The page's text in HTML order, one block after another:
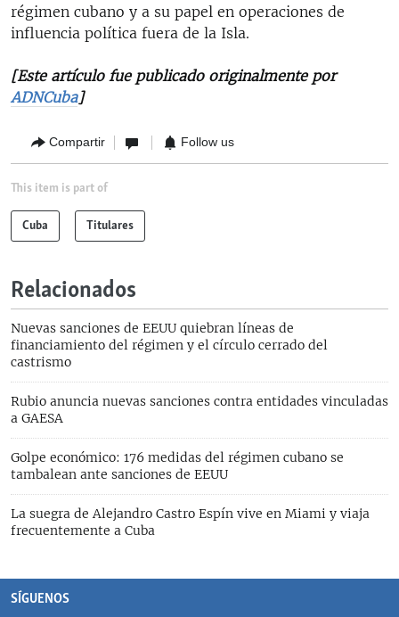
régimen cubano y a su papel en operaciones de
influencia política fuera de la Isla.
[Este artículo fue publicado originalmente por
ADNCuba]
Compartir Follow us
This item is part of
Cuba Titulares
Relacionados
Nuevas sanciones de EEUU quiebran líneas de
financiamiento del régimen y el círculo cerrado del
castrismo
Rubio anuncia nuevas sanciones contra entidades vinculadas
a GAESA
Golpe económico: 176 medidas del régimen cubano se
tambalean ante sanciones de EEUU
La suegra de Alejandro Castro Espín vive en Miami y viaja
frecuentemente a Cuba
SÍGUENOS